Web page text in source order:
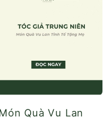
Quà Vu Lan